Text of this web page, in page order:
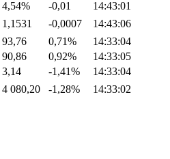
4,54% -0,01
14:43:01
1,1531 -0,0007
14:43:06
93,76 0,71%
14:33:04
90,86 0,92%
14:33:05
3,14 -1,41%
14:33:04
4 080,20 -1,28%
14:33:02